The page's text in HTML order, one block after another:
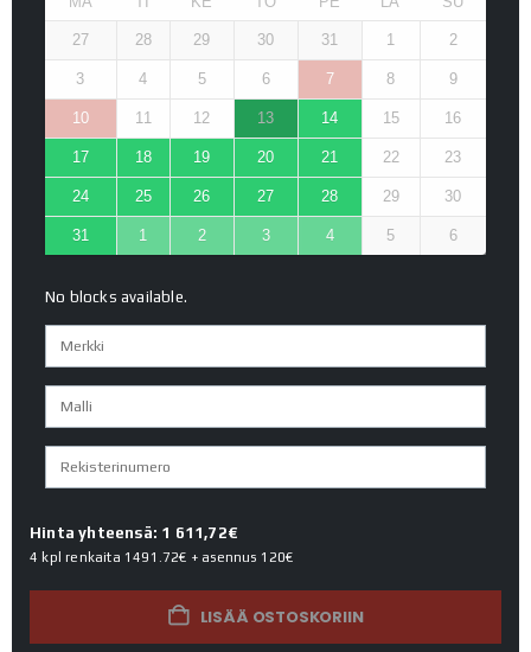
27 28 29 30 31 1 2
3 4 5 6 7 8 9
10 11 12 13 14 15 16
17 18 19 20 21 22 23
24 25 26 27 28 29 30
31 1 2 3 4 5 6
No blocks available.
Hinta yhteensä: 1 611,72€
4 kpl renkaita 1491.72€ + asennus 120€
LISÄÄ OSTOSKORIIN